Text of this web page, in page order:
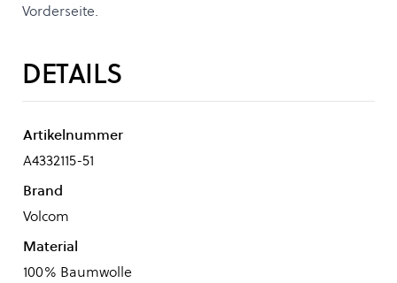
Vorderseite.
DETAILS
Artikelnummer
A4332115-51
Brand
Volcom
Material
100% Baumwolle